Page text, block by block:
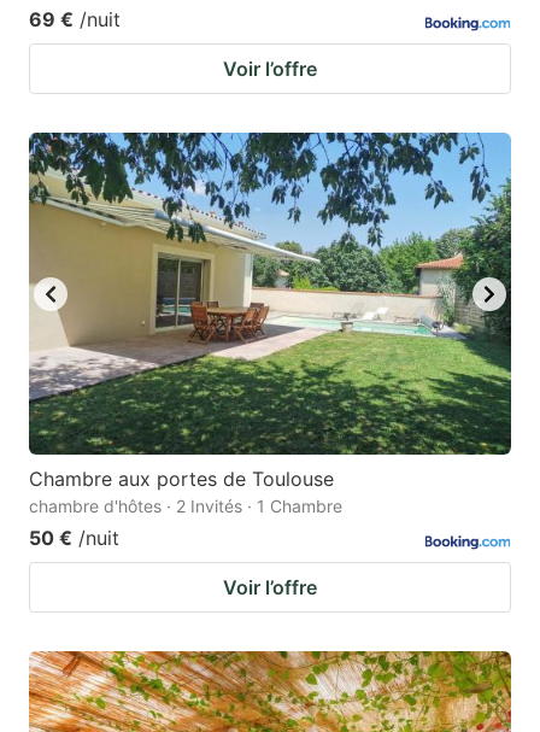
69 € /nuit
Voir l’offre
Chambre aux portes de Toulouse
chambre d'hôtes · 2 Invités · 1 Chambre
50 € /nuit
Voir l’offre